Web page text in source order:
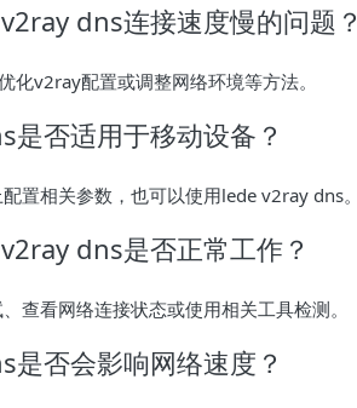
dns连接速度慢的问题？
化v2ray配置或调整网络环境等方法。
否适用于移动设备？
置相关参数，也可以使用lede v2ray dns。
dns是否正常工作？
查看网络连接状态或使用相关工具检测。
否会影响网络速度？